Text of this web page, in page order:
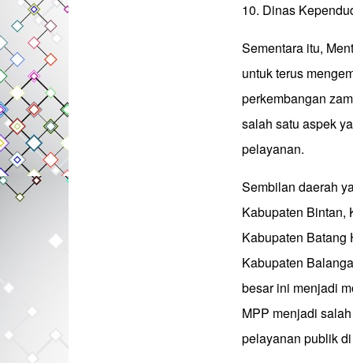
10. Dinas
Sementara itu,
untuk terus
perkembangan
salah satu aspek
pelayanan.
Sembilan daerah
Kabupaten Bintan,
Kabupaten Batang
Kabupaten
besar ini menjadi
MPP menjadi
pelayanan publik